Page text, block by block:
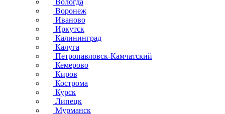
Вологда
Воронеж
Иваново
Иркутск
Калининград
Калуга
Петропавловск-Камчатский
Кемерово
Киров
Кострома
Курск
Липецк
Мурманск